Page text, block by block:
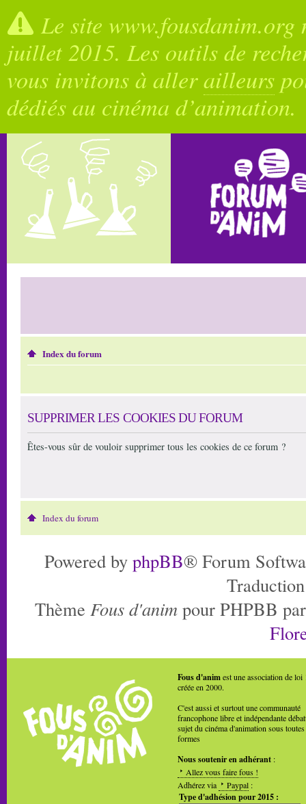
Le site
juillet 2015. Les outils de
vous invitons à allerailleurs
dédiés au cinéma d’animation.
Index du forum
SUPPRIMER LES COOKIES DU FORUM
Êtes-vous sûr de vouloir supprimer tous les cookies de ce forum ?
Index du forum
Powered by phpBB® Forum
Thème Fous d'anim pour PHPBB
Fous d'animest une association de loi
créée en 2000.
C'est aussi et surtout une communauté
francophone libre et indépendante
sujet du cinéma d'animation sous toutes
formes
Nous soutenir en adhérant :
Allez vous faire fous !
Adhérez via
Paypal :
Type d'adhésion pour 2015 :